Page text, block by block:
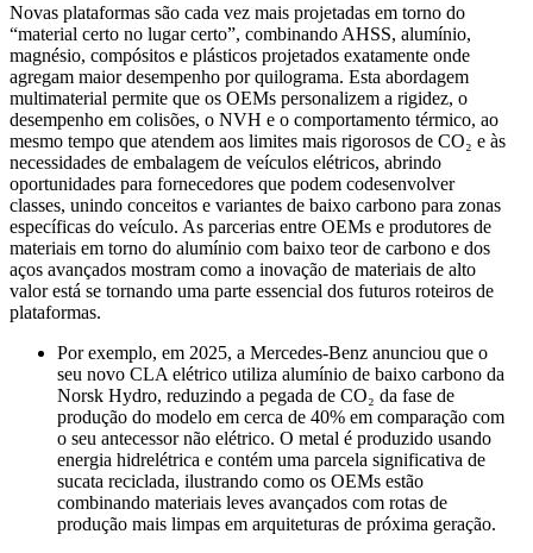
Novas plataformas são cada vez mais projetadas em torno do
“material certo no lugar certo”, combinando AHSS, alumínio,
magnésio, compósitos e plásticos projetados exatamente onde
agregam maior desempenho por quilograma. Esta abordagem
multimaterial permite que os OEMs personalizem a rigidez, o
desempenho em colisões, o NVH e o comportamento térmico, ao
mesmo tempo que atendem aos limites mais rigorosos de CO₂ e às
necessidades de embalagem de veículos elétricos, abrindo
oportunidades para fornecedores que podem codesenvolver
classes, unindo conceitos e variantes de baixo carbono para zonas
específicas do veículo. As parcerias entre OEMs e produtores de
materiais em torno do alumínio com baixo teor de carbono e dos
aços avançados mostram como a inovação de materiais de alto
valor está se tornando uma parte essencial dos futuros roteiros de
plataformas.
Por exemplo, em 2025, a Mercedes-Benz anunciou que o
seu novo CLA elétrico utiliza alumínio de baixo carbono da
Norsk Hydro, reduzindo a pegada de CO₂ da fase de
produção do modelo em cerca de 40% em comparação com
o seu antecessor não elétrico. O metal é produzido usando
energia hidrelétrica e contém uma parcela significativa de
sucata reciclada, ilustrando como os OEMs estão
combinando materiais leves avançados com rotas de
produção mais limpas em arquiteturas de próxima geração.